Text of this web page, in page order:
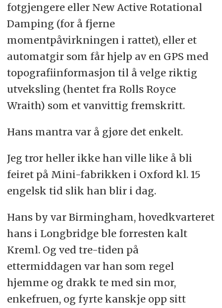
fotgjengere eller New Active Rotational
Damping (for å fjerne
momentpåvirkningen i rattet), eller et
automatgir som får hjelp av en GPS med
topografiinformasjon til å velge riktig
utveksling (hentet fra Rolls Royce
Wraith) som et vanvittig fremskritt.
Hans mantra var å gjøre det enkelt.
Jeg tror heller ikke han ville like å bli
feiret på Mini-fabrikken i Oxford kl. 15
engelsk tid slik han blir i dag.
Hans by var Birmingham, hovedkvarteret
hans i Longbridge ble forresten kalt
Kreml. Og ved tre-tiden på
ettermiddagen var han som regel
hjemme og drakk te med sin mor,
enkefruen, og fyrte kanskje opp sitt